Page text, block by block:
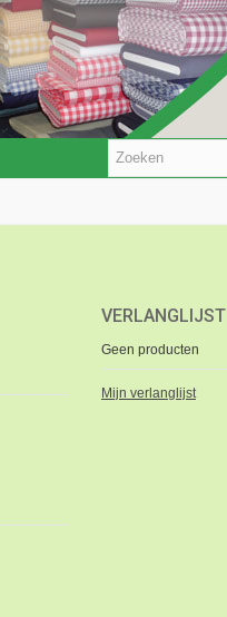
VERLANGLIJST
Geen producten
Mijn verlanglijst